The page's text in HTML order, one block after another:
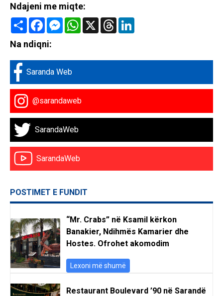
Ndajeni me miqte:
Share FacebookMessenger
WhatsApp
X Threads
Na ndiqni:
Saranda Web
@sarandaweb
SarandaWeb
SarandaWeb
POSTIMET E FUNDIT
“Mr. Crabs” në Ksamil kërkon
Banakier, Ndihmës Kamarier dhe
Hostes. Ofrohet akomodim
Lexoni më shumë
Restaurant Boulevard ’90 në Sarandë